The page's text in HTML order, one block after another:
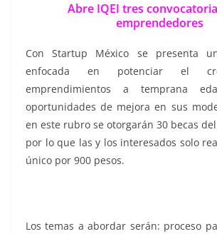
Abre IQEI tres
emprendedores
Con Startup México se presenta
enfocada en potenciar el
emprendimientos a temprana
oportunidades de mejora en sus
en este rubro se otorgarán 30 becas
por lo que las y los interesados solo
único por 900 pesos.
Los temas a abordar serán: proceso